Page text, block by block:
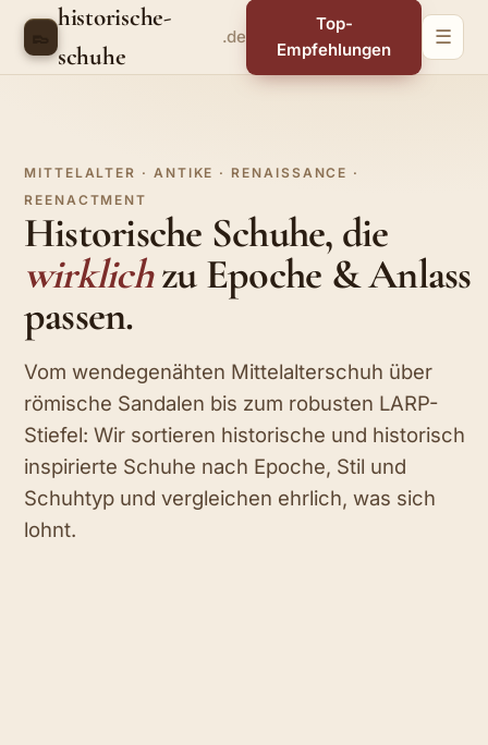
historische-
schuhe
.de
Top-
Empfehlungen
☰
MITTELALTER · ANTIKE · RENAISSANCE ·
REENACTMENT
Historische Schuhe, die
wirklichzu Epoche & Anlass
passen.
Vom wendegenähten Mittelalterschuh über
römische Sandalen bis zum robusten LARP-
Stiefel: Wir sortieren historische und historisch
inspirierte Schuhe nach Epoche, Stil und
Schuhtyp und vergleichen ehrlich, was sich
lohnt.